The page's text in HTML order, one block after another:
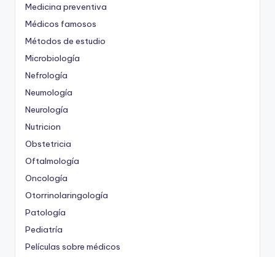
Medicina preventiva
Médicos famosos
Métodos de estudio
Microbiología
Nefrología
Neumología
Neurología
Nutricion
Obstetricia
Oftalmología
Oncología
Otorrinolaringología
Patología
Pediatría
Películas sobre médicos